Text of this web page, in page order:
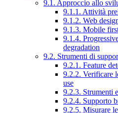
9.1. Approccio allo
9.1.1. Attività
9.1.2. Web
9.1.3. Mobile
9.1.4.
degradation
9.2. Strumenti di
9.2.1. Feature
9.2.2. Verificare
use
9.2.3. Strumenti
9.2.4. Supporto
9.2.5. Misurare